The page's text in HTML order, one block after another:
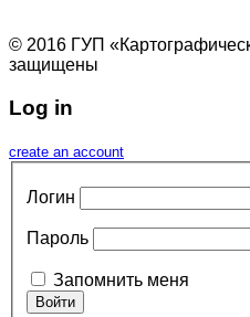
© 2016 ГУП
защищены
Log in
create an account
Логин
Пароль
Запомнить меня